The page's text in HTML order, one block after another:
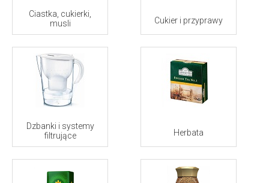
Ciastka, cukierki,
musli
Cukier i przyprawy
Dzbanki i systemy
filtrujące
Herbata